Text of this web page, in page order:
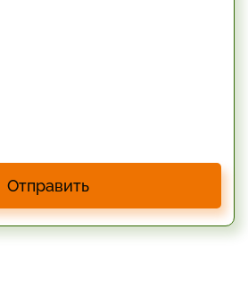
Отправить